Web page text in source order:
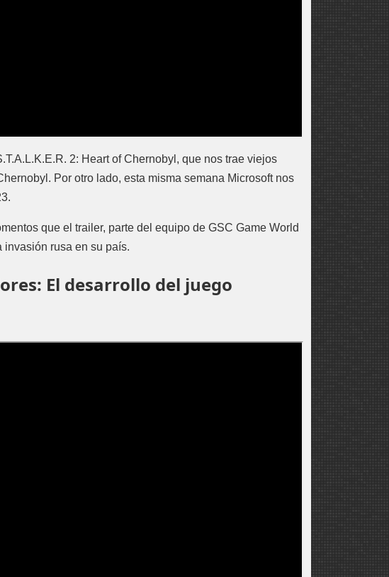
2: Heart of Chernobyl, que nos trae viejos
Por otro lado, esta misma semana Microsoft nos
que el trailer, parte del equipo de GSC Game World
invasión rusa en su país.
El desarrollo del juego